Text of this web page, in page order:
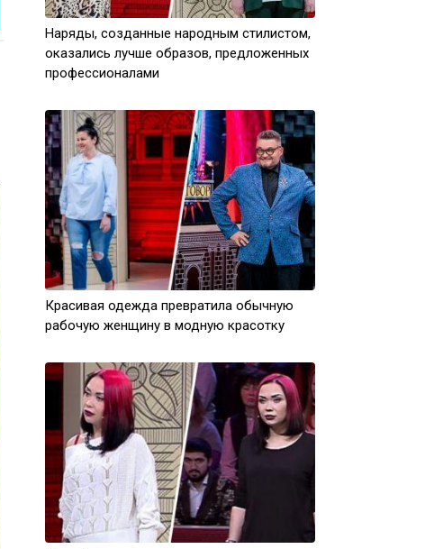
Наряды, созданные народным стилистом,
оказались лучше образов, предложенных
профессионалами
Красивая одежда превратила обычную
рабочую женщину в модную красотку